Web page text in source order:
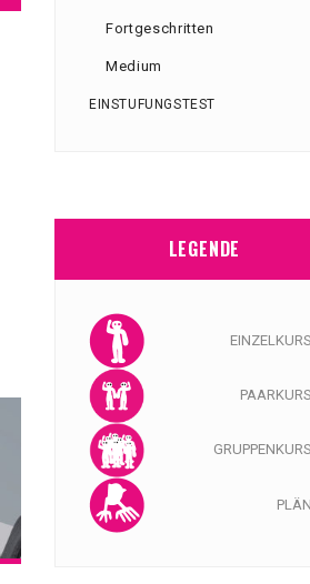
Fortgeschritten
Medium
EINSTUFUNGSTEST
LEGENDE